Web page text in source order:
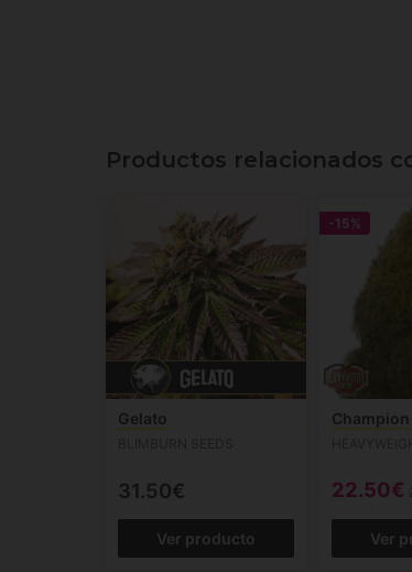
Productos relacionados
Gelato
31.50€
Ver producto
-15%
Champion
22.50€
Ver